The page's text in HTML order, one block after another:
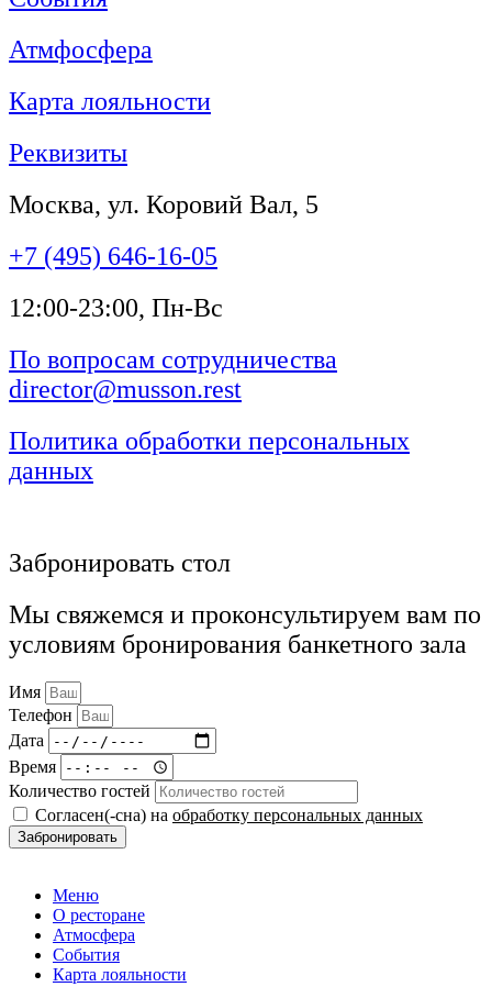
Атмфосфера
Карта лояльности
Реквизиты
Москва, ул. Коровий Вал, 5
+7 (495) 646-16-05
12:00-23:00, Пн-Вс
По вопросам сотрудничества
director@musson.rest
Политика обработки персональных
данных
Забронировать стол
Мы свяжемся и проконсультируем вам по
условиям бронирования банкетного зала
Имя
Телефон
Дата
Время
Количество гостей
Согласен(-сна) на обработку персональных данных
Забронировать
Меню
О ресторане
Атмосфера
События
Карта лояльности